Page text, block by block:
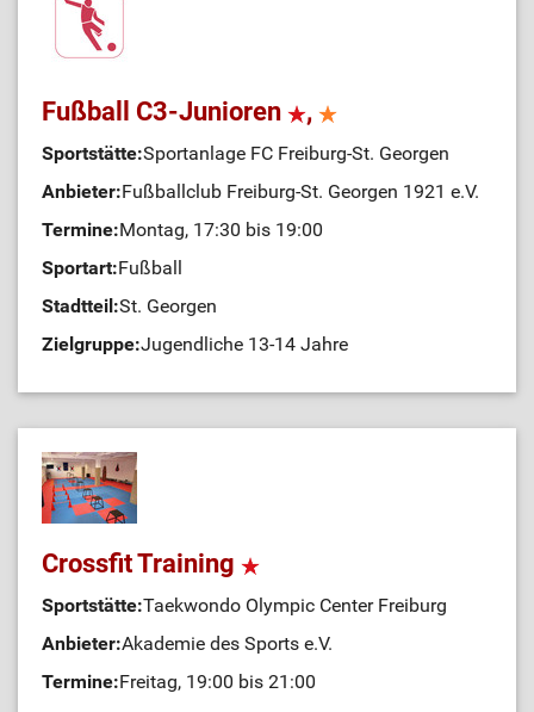
Fußball C3-Junioren ,
Sportstätte:Sportanlage FC Freiburg-St. Georgen
Anbieter:Fußballclub Freiburg-St. Georgen 1921 e.V.
Termine:Montag, 17:30 bis 19:00
Sportart:Fußball
Stadtteil:St. Georgen
Zielgruppe:Jugendliche 13-14 Jahre
Crossfit Training
Sportstätte:Taekwondo Olympic Center Freiburg
Anbieter:Akademie des Sports e.V.
Termine:Freitag, 19:00 bis 21:00